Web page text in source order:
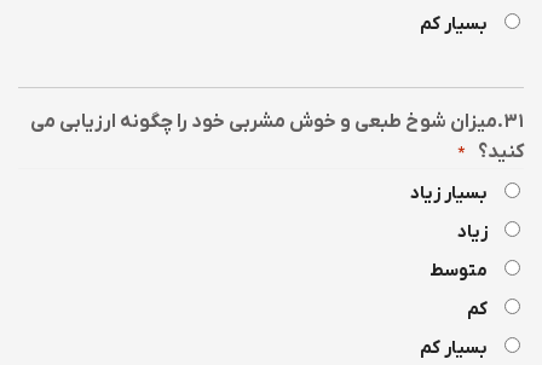
بسیار کم
۳۱.میزان شوخ طبعی و خوش مشربی خود را چگونه ارزیابی می
کنید؟
*
بسیار زیاد
زیاد
متوسط
کم
بسیار کم